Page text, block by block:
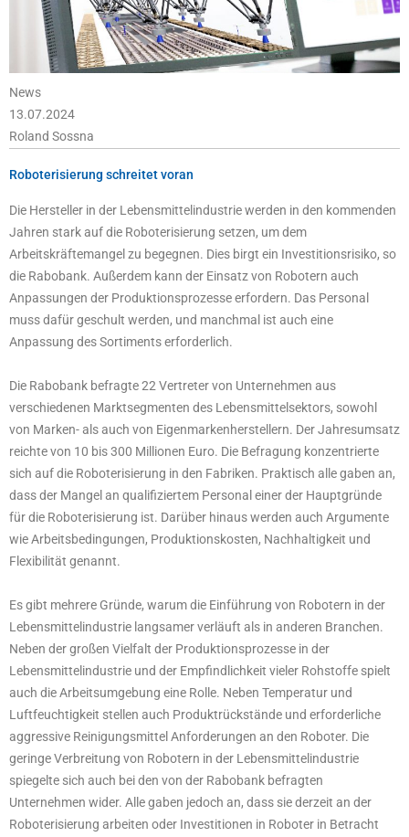
News
13.07.2024
Roland Sossna
Roboterisierung schreitet voran
Die Hersteller in der Lebensmittelindustrie werden in den kommenden
Jahren stark auf die Roboterisierung setzen, um dem
Arbeitskräftemangel zu begegnen. Dies birgt ein Investitionsrisiko, so
die Rabobank. Außerdem kann der Einsatz von Robotern auch
Anpassungen der Produktionsprozesse erfordern. Das Personal
muss dafür geschult werden, und manchmal ist auch eine
Anpassung des Sortiments erforderlich.
Die Rabobank befragte 22 Vertreter von Unternehmen aus
verschiedenen Marktsegmenten des Lebensmittelsektors, sowohl
von Marken- als auch von Eigenmarkenherstellern. Der Jahresumsatz
reichte von 10 bis 300 Millionen Euro. Die Befragung konzentrierte
sich auf die Roboterisierung in den Fabriken. Praktisch alle gaben an,
dass der Mangel an qualifiziertem Personal einer der Hauptgründe
für die Roboterisierung ist. Darüber hinaus werden auch Argumente
wie Arbeitsbedingungen, Produktionskosten, Nachhaltigkeit und
Flexibilität genannt.
Es gibt mehrere Gründe, warum die Einführung von Robotern in der
Lebensmittelindustrie langsamer verläuft als in anderen Branchen.
Neben der großen Vielfalt der Produktionsprozesse in der
Lebensmittelindustrie und der Empfindlichkeit vieler Rohstoffe spielt
auch die Arbeitsumgebung eine Rolle. Neben Temperatur und
Luftfeuchtigkeit stellen auch Produktrückstände und erforderliche
aggressive Reinigungsmittel Anforderungen an den Roboter. Die
geringe Verbreitung von Robotern in der Lebensmittelindustrie
spiegelte sich auch bei den von der Rabobank befragten
Unternehmen wider. Alle gaben jedoch an, dass sie derzeit an der
Roboterisierung arbeiten oder Investitionen in Roboter in Betracht